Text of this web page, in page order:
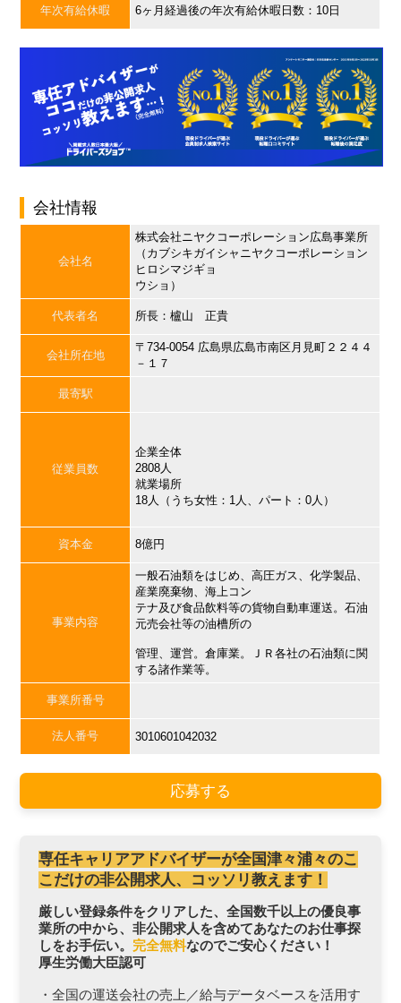
年次有給休暇 6ヶ月経過後の年次有給休暇日数：10日
会社情報
会社名
株式会社ニヤクコーポレーション広島事業所
（カブシキガイシャニヤクコーポレーション
ヒロシマジギョ
ウショ）
代表者名 所長：櫨山 正貴
会社所在地
〒734-0054 広島県広島市南区月見町２２４４
－１７
最寄駅
従業員数
企業全体
2808人
就業場所
18人（うち女性：1人、パート：0人）
資本金 8億円
事業内容
一般石油類をはじめ、高圧ガス、化学製品、
産業廃棄物、海上コン
テナ及び食品飲料等の貨物自動車運送。石油
元売会社等の油槽所の
管理、運営。倉庫業。ＪＲ各社の石油類に関
する諸作業等。
事業所番号
法人番号 3010601042032
応募する
専任キャリアアドバイザーが全国津々浦々のこ
こだけの非公開求人、コッソリ教えます！
厳しい登録条件をクリアした、全国数千以上の優良事
業所の中から、非公開求人を含めてあなたのお仕事探
しをお手伝い。 完全無料なのでご安心ください！
厚生労働大臣認可
・全国の運送会社の売上／給与データベースを活用す